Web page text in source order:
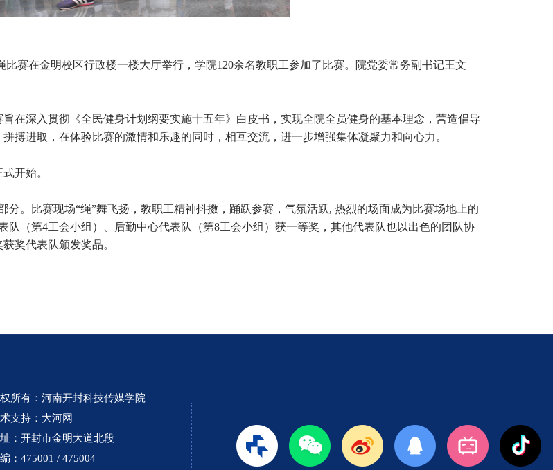
比赛在金明校区行政楼一楼大厅举行，学院120余名教职工参加了比赛。院党委常务副书记王文
在深入贯彻《全民健身计划纲要实施十五年》白皮书，实现全院全员健身的基本理念，营造倡导
搏进取，在体验比赛的激情和乐趣的同时，相互交流，进一步增强集体凝聚力和向心力。
开始。
。比赛现场“绳”舞飞扬，教职工精神抖擞，踊跃参赛，气氛活跃, 热烈的场面成为比赛场地上的
（第4工会小组）、后勤中心代表队（第8工会小组）获一等奖，其他代表队也以出色的团队协
奖代表队颁发奖品。
所有：河南开封科技传媒学院
支持： 大河网
：开封市金明大道北段
：475001 / 475004